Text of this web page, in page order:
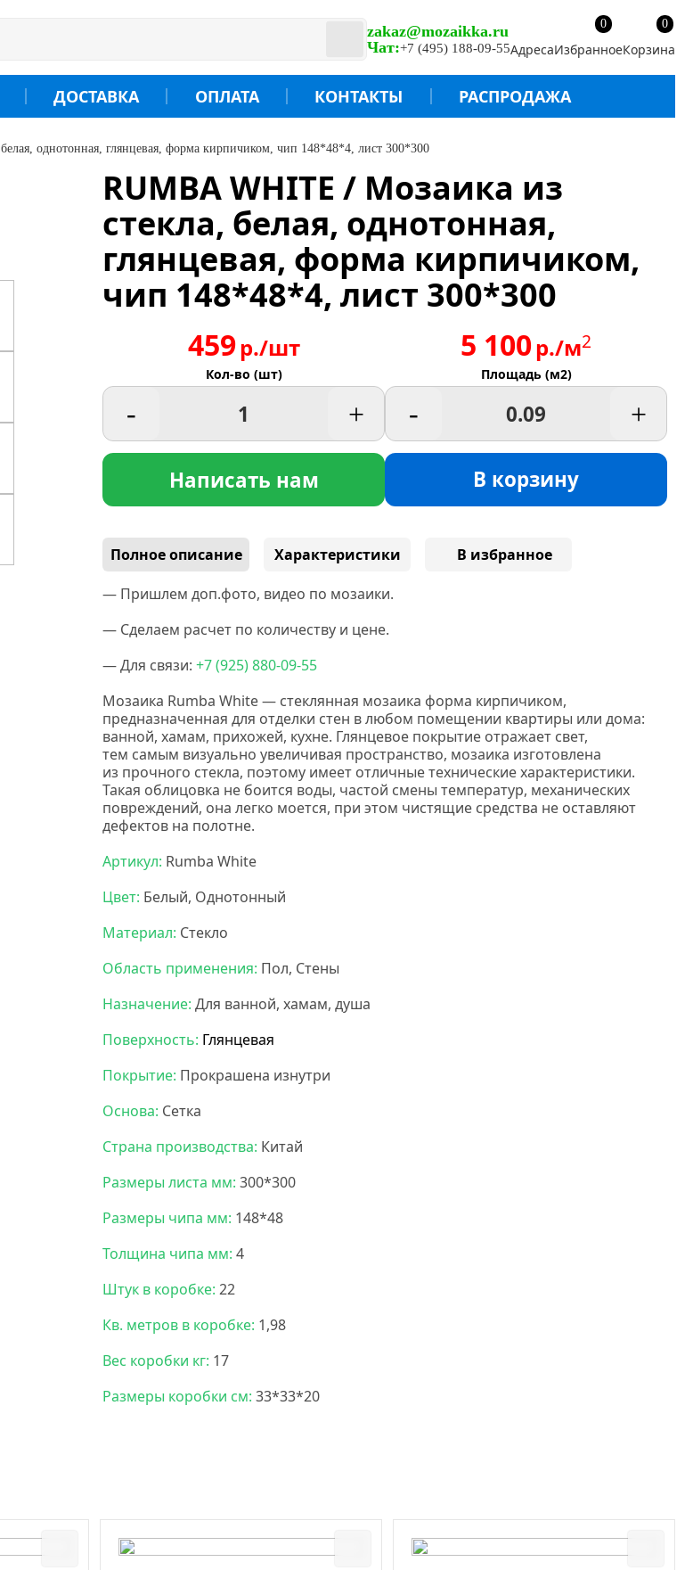
zakaz@mozaikka.ru
Чат:+7 (495) 188-09-55Адреса
0
ИзбранноеКорзина
0
ДОСТАВКА ОПЛАТА КОНТАКТЫ РАСПРОДАЖА
однотонная, глянцевая, форма кирпичиком, чип 148*48*4, лист 300*300
RUMBA WHITE / Мозаика из
стекла, белая, однотонная,
глянцевая, форма кирпичиком,
чип 148*48*4, лист 300*300
459р./шт
Кол-во (шт)
- +
Написать нам
5 100р./м2
Площадь (м2)
- +
В корзину
Полное описание Характеристики
В избранное
— Пришлем доп.фото, видео по мозаики.
— Сделаем расчет по количеству и цене.
— Для связи: +7(925) 880-09-55
Мозаика Rumba White— стеклянная мозаика форма кирпичиком,
предназначенная для отделки стен в любом помещении квартиры или дома:
ванной, хамам, прихожей, кухне. Глянцевое покрытие отражает свет,
тем самым визуально увеличивая пространство, мозаика изготовлена
из прочного стекла, поэтому имеет отличные технические характеристики.
Такая облицовка не боится воды, частой смены температур, механических
повреждений, она легко моется, при этом чистящие средства не оставляют
дефектов на полотне.
Артикул: Rumba White
Цвет: Белый, Однотонный
Материал: Стекло
Область применения: Пол, Стены
Назначение: Для ванной, хамам, душа
Поверхность: Глянцевая
Покрытие: Прокрашена изнутри
Основа: Сетка
Страна производства: Китай
Размеры листа мм: 300*300
Размеры чипа мм: 148*48
Толщина чипа мм: 4
Штук в коробке: 22
Кв. метров в коробке: 1,98
Вес коробки кг: 17
Размеры коробки см: 33*33*20